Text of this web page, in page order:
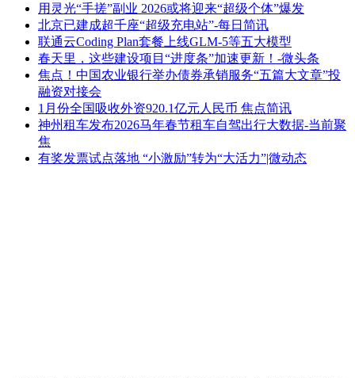
用灵光“手搓”副业 2026或将迎来“超级个体”爆发
北京已建成超千座“超级充电站”-每日简讯
联通云Coding Plan套餐上线GLM-5等五大模型
春天里，这些建设项目“进度条”加速更新！-微头条
焦点！中国农业银行举办债券承销服务“五篇大文章”投
融资对接会
1月份全国吸收外资920.1亿元人民币 焦点简讯
神州租车发布2026马年春节租车自驾出行大数据-当前聚
焦
有奖发票试点落地 “小激励”转为“大活力”|微动态